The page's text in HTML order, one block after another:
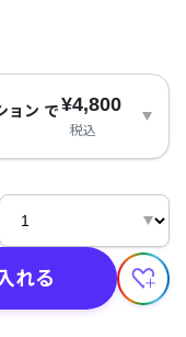
ョン で¥4,800
税込
れる